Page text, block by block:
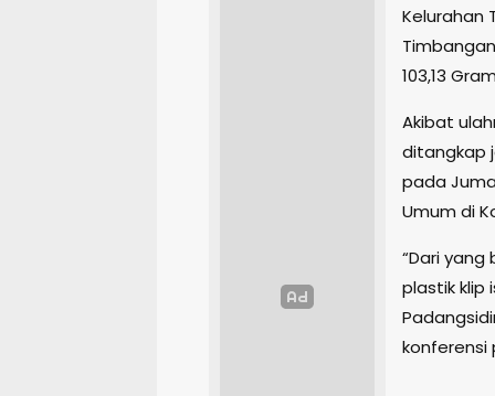
Kelurahan
103,13
Akibat
ditangkap
pada
Umum di
“Dari
plastik klip
konferensi